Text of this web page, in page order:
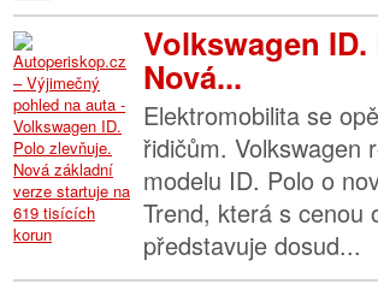
Volkswagen
Nová...
Elektromobilita se
řidičům. Volkswagen
modelu ID. Polo o
Trend, která s cenou
představuje dosud...